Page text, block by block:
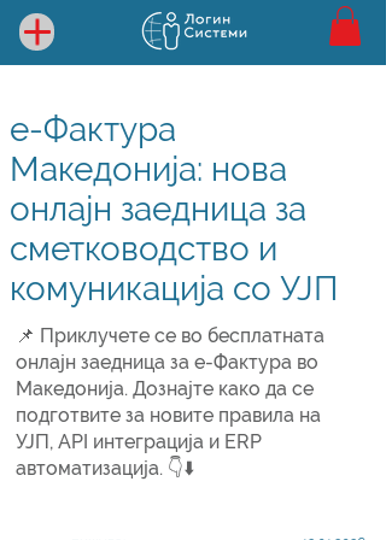
е-Фактура
Македонија: нова
онлајн заедница за
сметководство и
комуникација со УЈП
📌 Приклучете се во бесплатната
онлајн заедница за е-Фактура во
Македонија. Дознајте како да се
подготвите за новите правила на
УЈП, API интеграција и ERP
автоматизација. 👇⬇️